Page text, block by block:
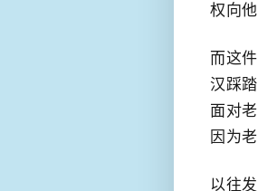
权向他
而这
汉踩
面对
因为
以往